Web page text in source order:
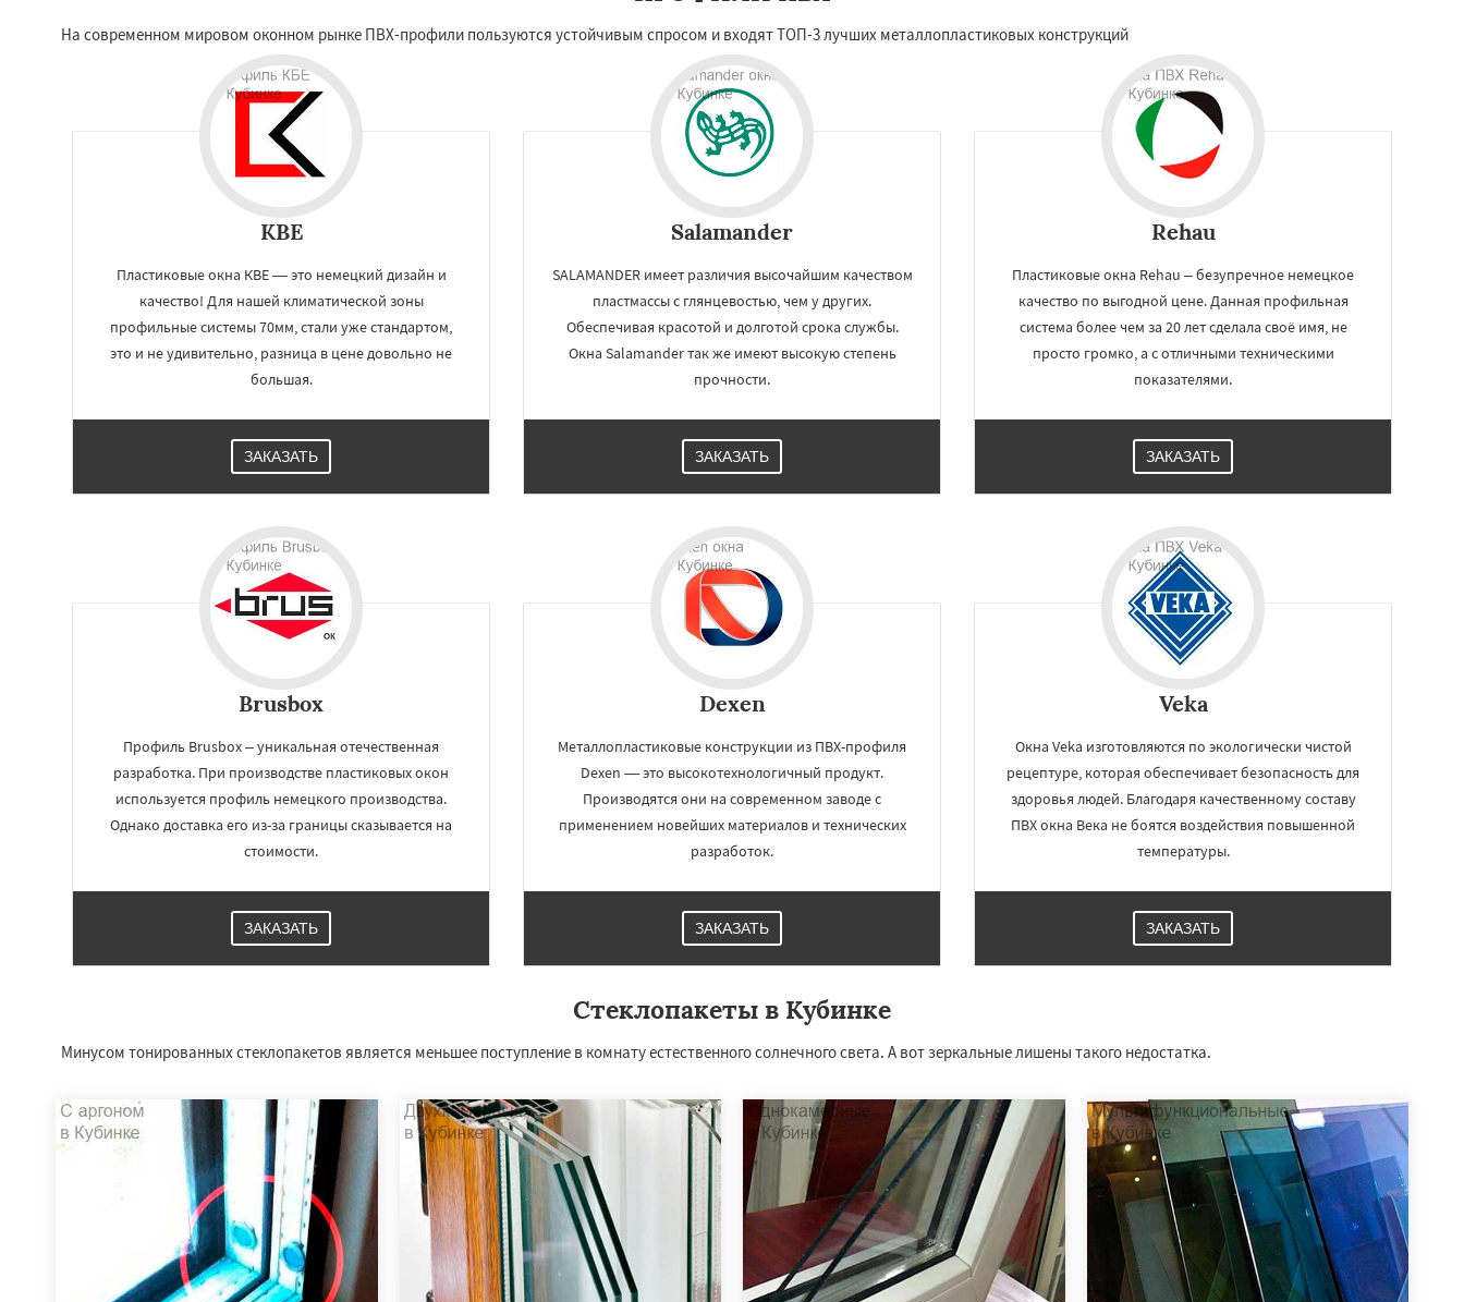
регионам
×
Лобня
Лосино-Петровский Луховицы
Лыткарино
Орехово-Зуево Павловский Посад
Пересвет Подольск Протвино
Пущино
Раменское Реутов Рошаль
Сергиев Посад Серпухов Солнечногорск
Купавна
Ступино Талдом Фрязино
Химки
Хотьково Черноголовка Чехов
Шатура
Щелково Электрогорск
Электросталь
Электроугли
На современном мировом оконном рынке ПВХ-профили пользуются устойчивым спросом и входят ТОП-3 лучших металлопластиковых конструкций
KBE
Пластиковые окна КВЕ — это немецкий дизайн и
качество! Для нашей климатической зоны
профильные системы 70мм, стали уже стандартом,
это и не удивительно, разница в цене довольно не
большая.
ЗАКАЗАТЬ
Salamander
SALAMANDER имеет различия высочайшим качеством
пластмассы с глянцевостью, чем у других.
Обеспечивая красотой и долготой срока службы.
Окна Salamander так же имеют высокую степень
прочности.
ЗАКАЗАТЬ
Rehau
Пластиковые окна Rehau – безупречное немецкое
качество по выгодной цене. Данная профильная
система более чем за 20 лет сделала своё имя, не
просто громко, а с отличными техническими
показателями.
ЗАКАЗАТЬ
Brusbox
Профиль Brusbox – уникальная отечественная
разработка. При производстве пластиковых окон
используется профиль немецкого производства.
Однако доставка его из-за границы сказывается на
стоимости.
ЗАКАЗАТЬ
Dexen
Металлопластиковые конструкции из ПВХ-профиля
Dexen — это высокотехнологичный продукт.
Производятся они на современном заводе с
применением новейших материалов и технических
разработок.
ЗАКАЗАТЬ
Veka
Окна Veka изготовляются по экологически чистой
рецептуре, которая обеспечивает безопасность для
здоровья людей. Благодаря качественному составу
ПВХ окна Века не боятся воздействия повышенной
температуры.
ЗАКАЗАТЬ
Стеклопакеты в Кубинке
Минусом тонированных стеклопакетов является меньшее поступление в комнату естественного солнечного света. А вот зеркальные лишены такого недостатка.